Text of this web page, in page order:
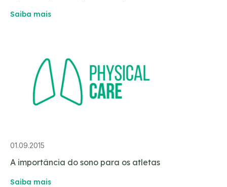
Saiba mais
01.09.2015
A importância do sono para os atletas
Saiba mais